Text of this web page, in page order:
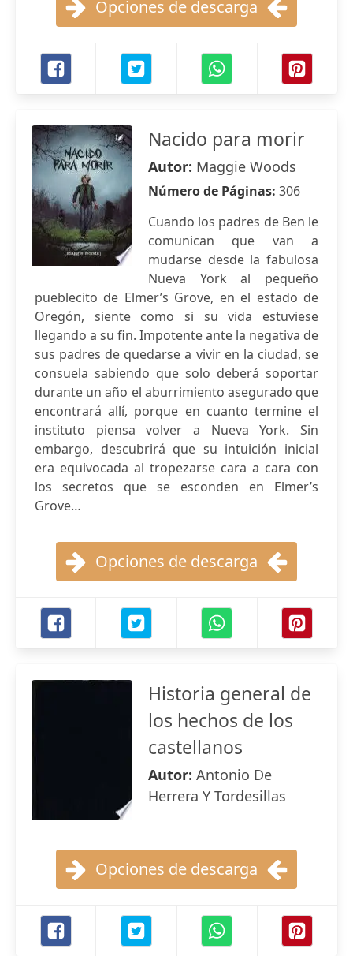
Opciones de descarga
Nacido para morir
Autor: Maggie Woods
Número de Páginas: 306
Cuando los padres de Ben le
comunican que van a
mudarse desde la fabulosa
Nueva York al pequeño
pueblecito de Elmer’s Grove, en el estado de
Oregón, siente como si su vida estuviese
llegando a su fin. Impotente ante la negativa de
sus padres de quedarse a vivir en la ciudad, se
consuela sabiendo que solo deberá soportar
durante un año el aburrimiento asegurado que
encontrará allí, porque en cuanto termine el
instituto piensa volver a Nueva York. Sin
embargo, descubrirá que su intuición inicial
era equivocada al tropezarse cara a cara con
los secretos que se esconden en Elmer’s
Grove…
Opciones de descarga
Historia general de
los hechos de los
castellanos
Autor: Antonio De
Herrera Y Tordesillas
Opciones de descarga